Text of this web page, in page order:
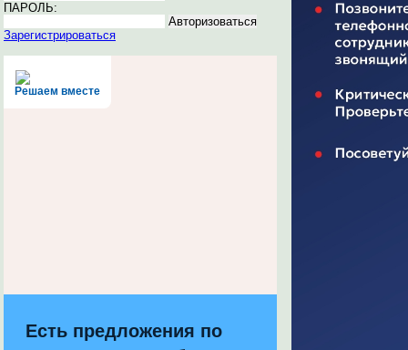
ПАРОЛЬ:
Зарегистрироваться
Решаем вместе
Есть предложения по